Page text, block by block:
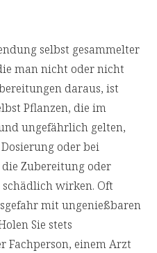
selbst gesammelter
man nicht oder nicht
daraus, ist
Pflanzen, die im
ungefährlich gelten,
oder bei
Zubereitung oder
wirken. Oft
mit ungenießbaren
Sie stets
Fachperson, einem Arzt